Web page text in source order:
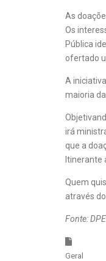
As
Os
Pública
ofertado
A
maioria
irá
que a
Itinerante
Quem
através
Fonte:
Geral